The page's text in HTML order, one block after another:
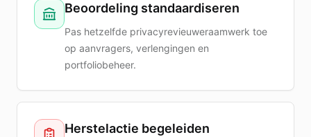
Beoordeling standaardiseren
Pas hetzelfde privacyrevieuweraamwerk toe
op aanvragers, verlengingen en
portfoliobeheer.
Herstelactie begeleiden